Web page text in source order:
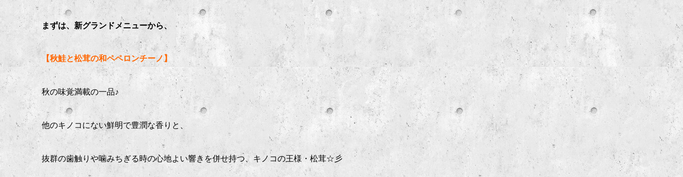
まずは、新グランドメニューから、
【秋鮭と松茸の和ペペロンチーノ】
秋の味覚満載の一品♪
他のキノコにない鮮明で豊潤な香りと、
抜群の歯触りや噛みちぎる時の心地よい響きを併せ持つ、キノコの王様・松茸☆彡